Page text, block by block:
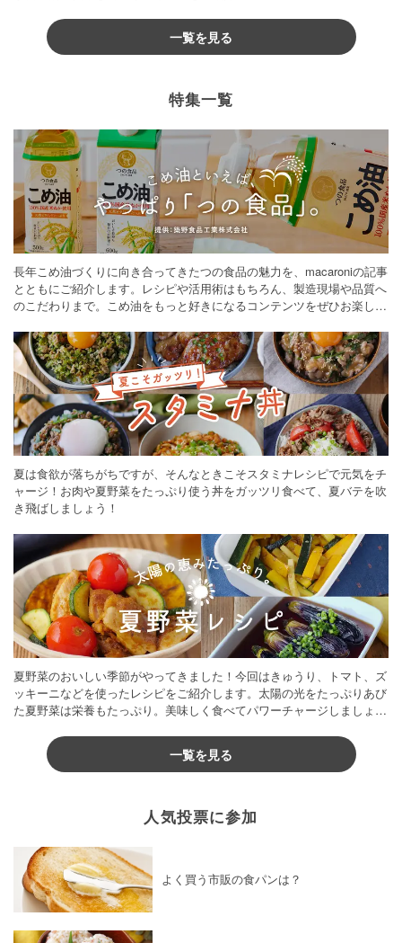
一覧を見る
特集一覧
長年こめ油づくりに向き合ってきたつの食品の魅力を、macaroniの記事
とともにご紹介します。レシピや活用術はもちろん、製造現場や品質へ
のこだわりまで。こめ油をもっと好きになるコンテンツをぜひお楽しみ
夏は食欲が落ちがちですが、そんなときこそスタミナレシピで元気をチ
ャージ！お肉や夏野菜をたっぷり使う丼をガッツリ食べて、夏バテを吹
き飛ばしましょう！
夏野菜のおいしい季節がやってきました！今回はきゅうり、トマト、ズ
ッキーニなどを使ったレシピをご紹介します。太陽の光をたっぷりあび
た夏野菜は栄養もたっぷり。美味しく食べてパワーチャージしましょう
一覧を見る
人気投票に参加
よく買う市販の食パンは？